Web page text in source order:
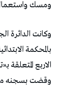
ومسك
وكانت الدائرة
الاربع
وقضت بسجنه من أجل